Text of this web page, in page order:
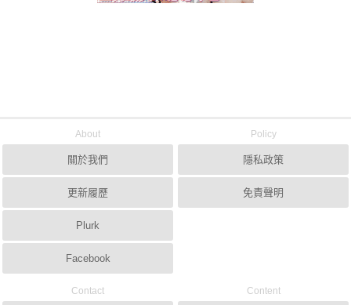
About
關於我們
更新履歷
Plurk
Facebook
Policy
隱私政策
免責聲明
Contact Content